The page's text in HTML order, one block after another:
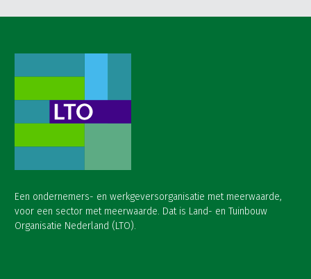
Een ondernemers- en werkgeversorganisatie met meerwaarde,
voor een sector met meerwaarde. Dat is Land- en Tuinbouw
Organisatie Nederland (LTO).